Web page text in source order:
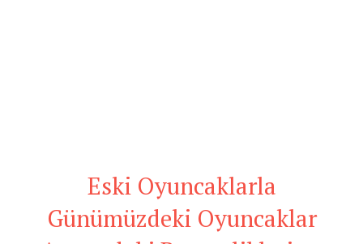
Eski Oyuncaklarla
Günümüzdeki Oyuncaklar